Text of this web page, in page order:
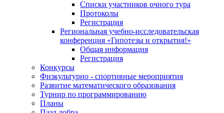
Списки участников очного тура
Протоколы
Регистрация
Региональная учебно-исследовательская
конференция «Гипотезы и открытия!»
Общая информация
Регистрация
Конкурсы
Физкультурно - спортивные мероприятия
Развитие математического образования
Турнир по программированию
Планы